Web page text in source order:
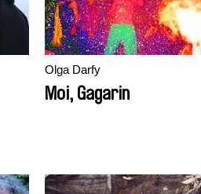
Olga Darfy
Moi, Gagarin